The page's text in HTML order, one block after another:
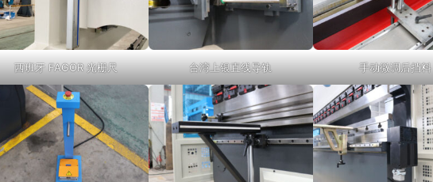
西班牙 FAGOR 光栅尺 台湾上银直线导轨 手动微调后挡料